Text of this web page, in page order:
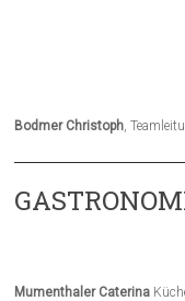
Bodmer Christoph,
Mumenthaler Caterina